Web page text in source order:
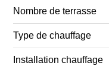
Nombre de terrasse
Type de chauffage
Installation chauffage